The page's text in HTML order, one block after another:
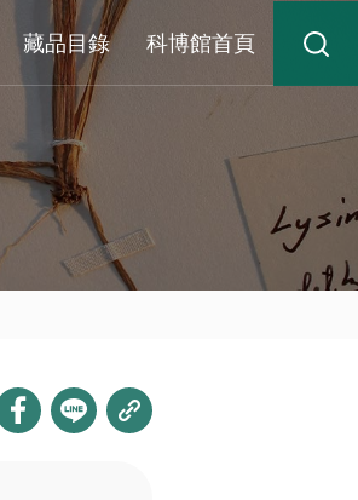
藏品目錄 科博館首頁